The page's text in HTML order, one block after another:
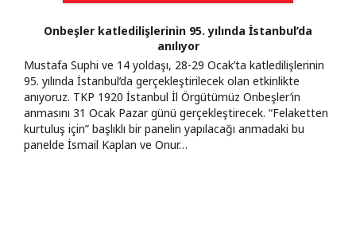
Onbeşler katledilişlerinin 95. yılında İstanbul’da
anılıyor
Mustafa Suphi ve 14 yoldaşı, 28-29 Ocak’ta katledilişlerinin
95. yılında İstanbul’da gerçekleştirilecek olan etkinlikte
anıyoruz. TKP 1920 İstanbul İl Örgütümüz Onbeşler’in
anmasını 31 Ocak Pazar günü gerçekleştirecek. “Felaketten
kurtuluş için” başlıklı bir panelin yapılacağı anmadaki bu
panelde İsmail Kaplan ve Onur…